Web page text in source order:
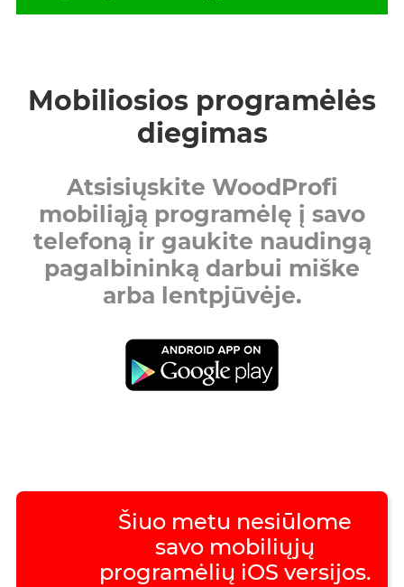
Mobiliosios programėlės
diegimas
Atsisiųskite WoodProfi
mobiliąją programėlę į savo
telefoną ir gaukite naudingą
pagalbininką darbui miške
arba lentpjūvėje.
Šiuo metu nesiūlome
savo mobiliųjų
programėlių iOS versijos.